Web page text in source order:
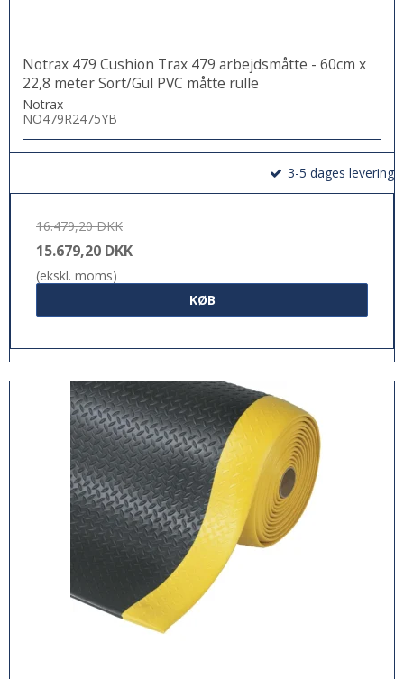
Notrax 479 Cushion Trax 479 arbejdsmåtte - 60cm x
22,8 meter Sort/Gul PVC måtte rulle
Notrax
NO479R2475YB
3-5 dages levering
16.479,20 DKK
15.679,20 DKK
(ekskl. moms)
KØB